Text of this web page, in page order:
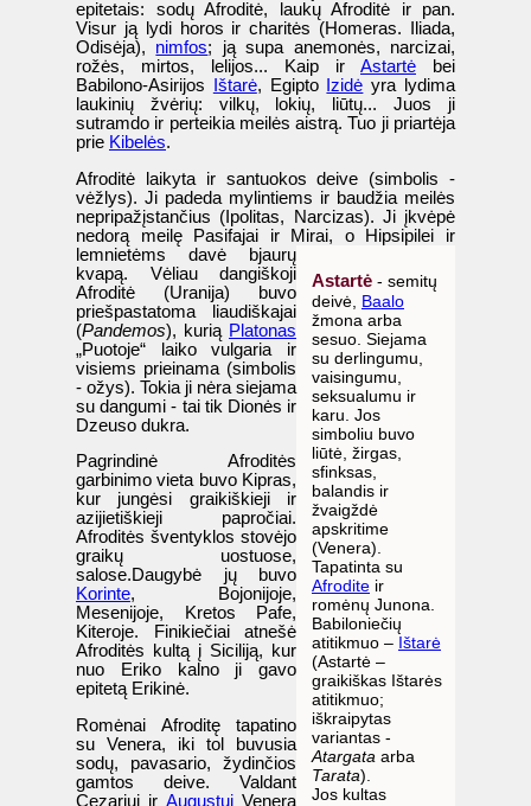
epitetais: sodų Afroditė, laukų Afroditė ir pan.
Visur ją lydi horos ir charitės (Homeras. Iliada,
Odisėja), nimfos; ją supa anemonės, narcizai,
rožės, mirtos, lelijos... Kaip ir Astartė bei
Babilono-Asirijos
Ištarė, Egipto Izidė yra lydima
laukinių žvėrių: vilkų, lokių, liūtų... Juos ji
sutramdo ir perteikia meilės aistrą. Tuo ji priartėja
prie Kibelės.
Afroditė laikyta ir santuokos deive (simbolis -
vėžlys). Ji padeda mylintiems ir baudžia meilės
nepripažįstančius (Ipolitas, Narcizas). Ji įkvėpė
nedorą meilę Pasifajai ir Mirai, o
Astartė - semitų
deivė, Baalo
žmona arba
sesuo. Siejama
su derlingumu,
vaisingumu,
seksualumu ir
karu. Jos
simboliu buvo
liūtė, žirgas,
sfinksas,
balandis ir
žvaigždė
apskritime
(Venera).
Tapatinta su
Afrodite ir
romėnų Junona.
Babiloniečių
atitikmuo – Ištarė
(Astartė –
graikiškas Ištarės
atitikmuo;
iškraipytas
variantas -
Atargata arba
Tarata).
Jos kultas
Hipsipilei ir
lemnietėms davė bjaurų
kvapą. Vėliau dangiškoji
Afroditė (Uranija) buvo
priešpastatoma liaudiškajai
(Pandemos), kurią Platonas
„Puotoje“ laiko vulgaria ir
visiems prieinama (simbolis
- ožys). Tokia ji nėra siejama
su dangumi - tai tik Dionės ir
Dzeuso dukra.
Pagrindinė Afroditės
garbinimo vieta buvo Kipras,
kur jungėsi graikiškieji ir
azijietiškieji papročiai.
Afroditės šventyklos stovėjo
graikų uostuose,
salose.Daugybė jų buvo
Korinte, Bojonijoje,
Mesenijoje, Kretos Pafe,
Kiteroje. Finikiečiai atnešė
Afroditės kultą į Siciliją, kur
nuo Eriko kalno ji gavo
epitetą Erikinė.
Romėnai Afroditę tapatino
su Venera, iki tol buvusia
sodų, pavasario, žydinčios
gamtos deive. Valdant
Cezariui ir AugustuiVenerą